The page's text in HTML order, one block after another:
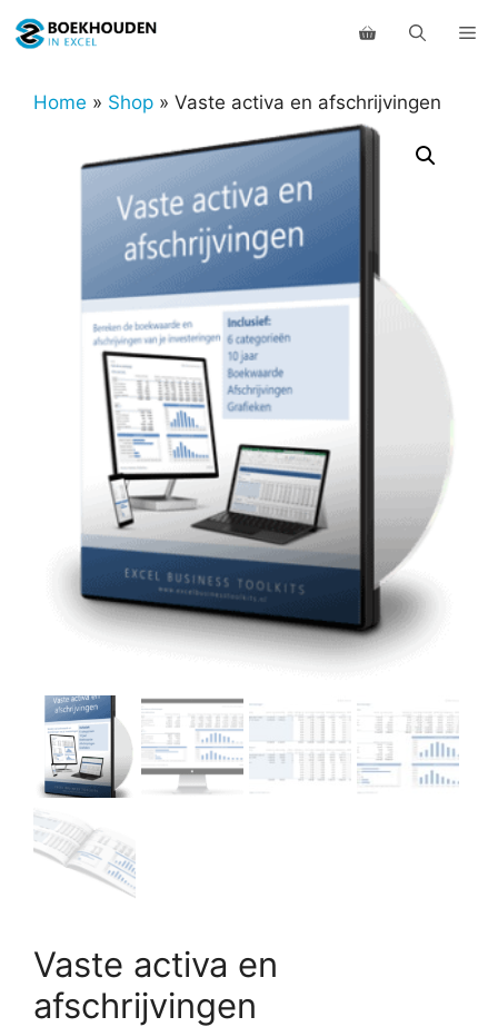
naar
inhoudHome » Shop » Vaste activa en afschrijvingen
Vaste activa en
afschrijvingen